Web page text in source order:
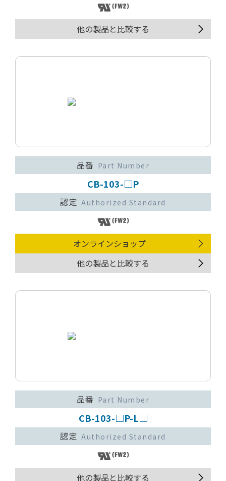
他の製品と比較する
品番 Part Number
CB-103-□P
認定 Authorized Standard
オンラインショップ
他の製品と比較する
品番 Part Number
CB-103-□P-L□
認定 Authorized Standard
他の製品と比較する